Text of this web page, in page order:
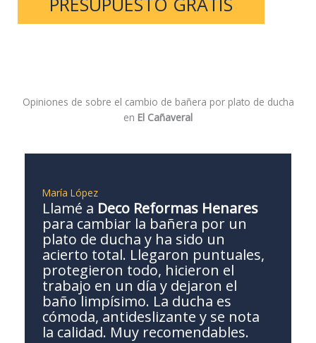
Opiniones de sobre el cambio de bañera por plato de ducha
en El Cañaveral
María López
Llamé a Deco Reformas Henares
para cambiar la bañera por un
plato de ducha y ha sido un
acierto total. Llegaron puntuales,
protegieron todo, hicieron el
trabajo en un día y dejaron el
baño limpísimo. La ducha es
cómoda, antideslizante y se nota
la calidad. Muy recomendables.